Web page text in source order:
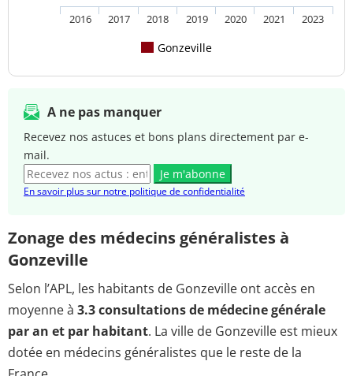
Gonzeville
2016 2017 2018 2019 2020 2021 2023
A ne pas manquer
Recevez nos astuces et bons plans directement par e-
mail.
Je m'abonne
En savoir plus sur notre politique de confidentialité
Zonage des médecins généralistes à
Gonzeville
Selon l’APL, les habitants de Gonzeville ont accès en
moyenne à 3.3 consultations de médecine générale
par an et par habitant. La ville de Gonzeville est mieux
dotée en médecins généralistes que le reste de la